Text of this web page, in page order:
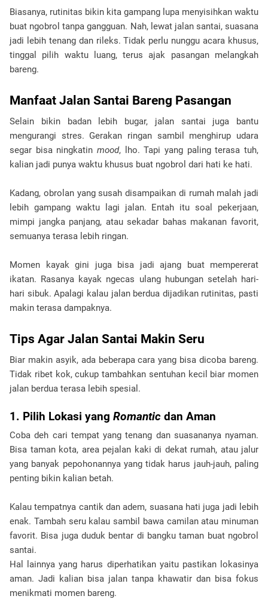
Biasanya, rutinitas bikin kita gampang lupa menyisihkan waktu
buat ngobrol tanpa gangguan. Nah, lewat jalan santai, suasana
jadi lebih tenang dan rileks. Tidak perlu nunggu acara khusus,
tinggal pilih waktu luang, terus ajak pasangan melangkah
bareng.
Manfaat Jalan Santai Bareng Pasangan
Selain bikin badan lebih bugar, jalan santai juga bantu
mengurangi stres. Gerakan ringan sambil menghirup udara
segar bisa ningkatin mood, lho. Tapi yang paling terasa tuh,
kalian jadi punya waktu khusus buat ngobrol dari hati ke hati.
Kadang, obrolan yang susah disampaikan di rumah malah jadi
lebih gampang waktu lagi jalan. Entah itu soal pekerjaan,
mimpi jangka panjang, atau sekadar bahas makanan favorit,
semuanya terasa lebih ringan.
Momen kayak gini juga bisa jadi ajang buat mempererat
ikatan. Rasanya kayak ngecas ulang hubungan setelah hari-
hari sibuk. Apalagi kalau jalan berdua dijadikan rutinitas, pasti
makin terasa dampaknya.
Tips Agar Jalan Santai Makin Seru
Biar makin asyik, ada beberapa cara yang bisa dicoba bareng.
Tidak ribet kok, cukup tambahkan sentuhan kecil biar momen
jalan berdua terasa lebih spesial.
1. Pilih Lokasi yang Romantic dan Aman
Coba deh cari tempat yang tenang dan suasananya nyaman.
Bisa taman kota, area pejalan kaki di dekat rumah, atau jalur
yang banyak pepohonannya yang tidak harus jauh-jauh, paling
penting bikin kalian betah.
Kalau tempatnya cantik dan adem, suasana hati juga jadi lebih
enak. Tambah seru kalau sambil bawa camilan atau minuman
favorit. Bisa juga duduk bentar di bangku taman buat ngobrol
santai.
Hal lainnya yang harus diperhatikan yaitu pastikan lokasinya
aman. Jadi kalian bisa jalan tanpa khawatir dan bisa fokus
menikmati momen bareng.